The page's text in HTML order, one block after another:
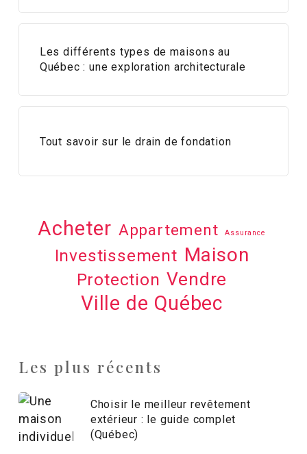
Les différents types de maisons au
Québec : une exploration architecturale
Tout savoir sur le drain de fondation
Acheter Appartement Assurance
Investissement Maison
Protection Vendre
Ville de Québec
Les plus récents
Choisir le meilleur revêtement
extérieur : le guide complet
(Québec)